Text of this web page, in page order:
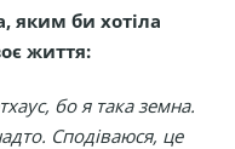
яким би хотіла
життя:
бо я така земна.
Сподіваюся, це